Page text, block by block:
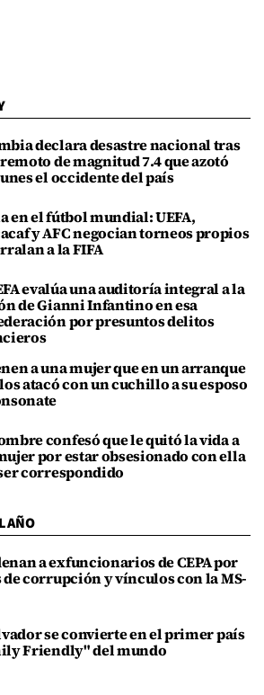
declara desastre nacional tras
de magnitud 7.4 que azotó
el occidente del país
en el fútbol mundial: UEFA,
y AFC negocian torneos propios
a la FIFA
evalúa una auditoría integral a la
de Gianni Infantino en esa
por presuntos delitos
a una mujer que en un arranque
atacó con un cuchillo a su esposo
confesó que le quitó la vida a
por estar obsesionado con ella
correspondido
AÑO
a exfuncionarios de CEPA por
de corrupción y vínculos con la MS-
se convierte en el primer país
Friendly" del mundo